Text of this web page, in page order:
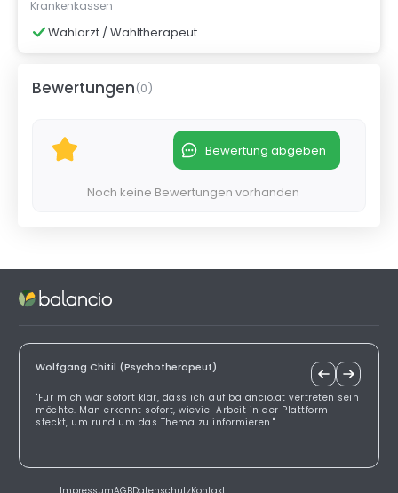
Krankenkassen
Wahlarzt / Wahltherapeut
Bewertungen(0)
Bewertung abgeben
Noch keine Bewertungen vorhanden
Wolfgang Chitil (Psychotherapeut)
"Für mich war sofort klar, dass ich auf balancio.at vertreten sein
möchte. Man erkennt sofort, wieviel Arbeit in der Plattform
steckt, um rund um das Thema zu informieren."